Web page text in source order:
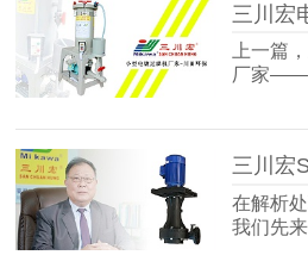
上一篇
厂家——
在解析
我们先